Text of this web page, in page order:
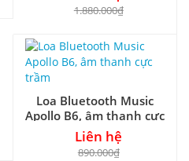
1.880.000₫
Loa Bluetooth Music
Apollo B6, âm thanh cực
trầm
Liên hệ
890.000₫